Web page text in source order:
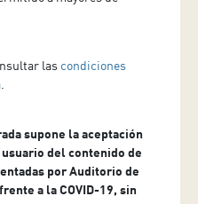
las condiciones
supone la aceptación
del contenido de
por Auditorio de
a la COVID-19, sin